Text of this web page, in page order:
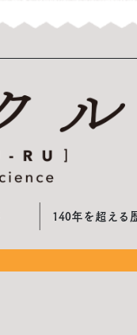
140年を超える